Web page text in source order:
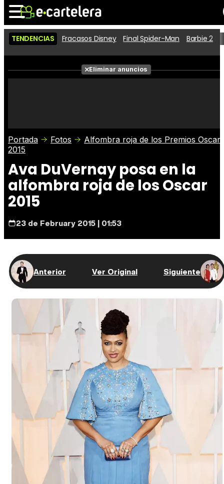
Noticias Cartelera
Películas
Críticas
Entradas
TENDENCIAS Fracasos Disney Final Spider-Man Barbie 2
Eliminar anuncios
Portada Fotos
Alfombra roja de los Premios Oscar
2015
Ava DuVernay posa en la
alfombra roja de los Oscar
2015
23 de February 2015 | 01:53
Anterior Ver Original Siguiente